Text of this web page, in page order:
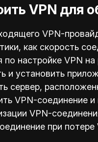
VPN для
VPN-
как скорость
по настройке VPN
и установить
сервер,
VPN-соединение
VPN-
при